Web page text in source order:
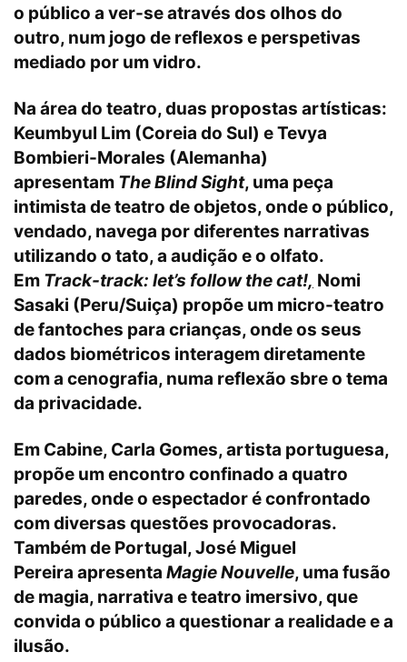
o público a ver-se através dos olhos do
outro, num jogo de reflexos e perspetivas
mediado por um vidro.
Na área do teatro, duas propostas artísticas:
Keumbyul Lim (Coreia do Sul) e Tevya
Bombieri-Morales (Alemanha)
apresentam The Blind Sight, uma peça
intimista de teatro de objetos, onde o público,
vendado, navega por diferentes narrativas
utilizando o tato, a audição e o olfato.
Em Track-track: let’s follow the cat!, Nomi
Sasaki (Peru/Suiça) propõe um micro-teatro
de fantoches para crianças, onde os seus
dados biométricos interagem diretamente
com a cenografia, numa reflexão sbre o tema
da privacidade.
Em Cabine, Carla Gomes, artista portuguesa,
propõe um encontro confinado a quatro
paredes, onde o espectador é confrontado
com diversas questões provocadoras.
Também de Portugal, José Miguel
Pereira apresenta Magie Nouvelle, uma fusão
de magia, narrativa e teatro imersivo, que
convida o público a questionar a realidade e a
ilusão.